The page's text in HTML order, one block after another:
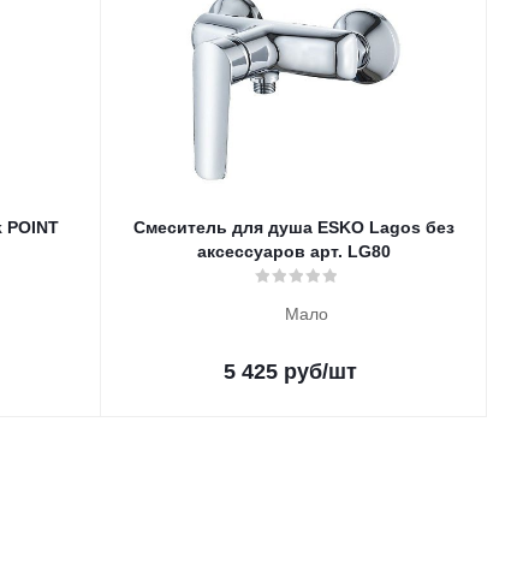
Смеситель для душа ESKO Lagos без
аксессуаров арт. LG80
Мало
5 425руб/шт